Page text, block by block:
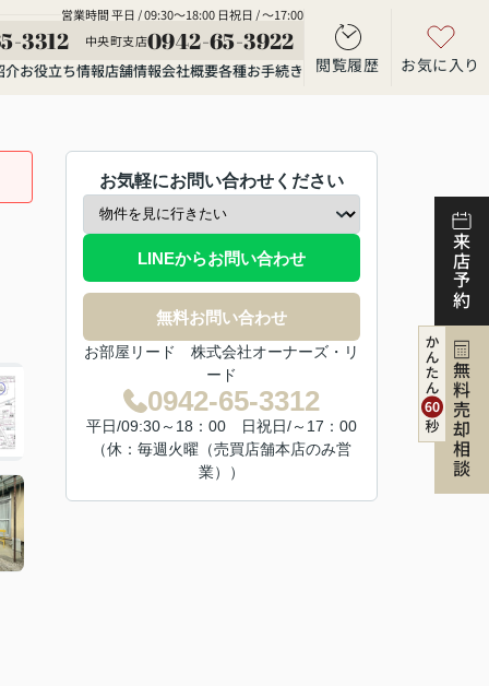
営業時間 平日 / 09:30～18:00 日祝日 / ～17:00
3312 中央町支店0942-65-3922
介お役立ち情報店舗情報会社概要各種お手続き 閲覧履歴 お気に入り
来店予約
無料売却相談
お気軽にお問い合わせください
LINEからお問い合わせ
無料お問い合わせ
お部屋リード 株式会社オーナーズ・リ
ード
0942-65-3312
平日/09:30～18：00 日祝日/～17：00
（休：毎週火曜（売買店舗本店のみ営
業））